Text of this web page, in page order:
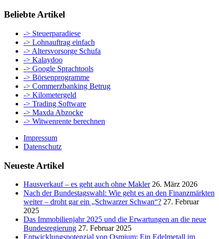
Beliebte Artikel
-> Steuerparadiese
-> Lohnauftrag einfach
-> Altersvorsorge Schufa
-> Kalaydoo
-> Google Sprachtools
-> Börsenprogramme
-> Commerzbanking Betrug
-> Kilometergeld
-> Trading Software
-> Maxda Abzocke
-> Witwenrente berechnen
Impressum
Datenschutz
Neueste Artikel
Hausverkauf – es geht auch ohne Makler 26. März 2026
Nach der Bundestagswahl: Wie geht es an den Finanzmärkten
weiter – droht gar ein „Schwarzer Schwan“? 27. Februar
2025
Das Immobilienjahr 2025 und die Erwartungen an die neue
Bundesregierung 27. Februar 2025
Entwicklungspotenzial von Osmium: Ein Edelmetall im